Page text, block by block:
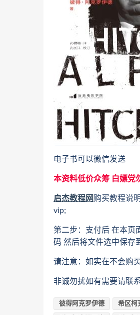
电子书可以微信发送
本资料低价众筹 白嫖党
启杰教程网购买教程说
vip;
第二步：支付后 在本页
码 然后将文件选中保存
请注意：如实在不会购
非诚勿扰如有需要请联
彼得阿克罗伊德 希区柯